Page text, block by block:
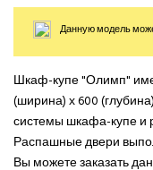
Данную модель
Шкаф-купе "Олимп"
(ширина) х 600
системы шкафа-купе и
Распашные двери
Вы можете заказать